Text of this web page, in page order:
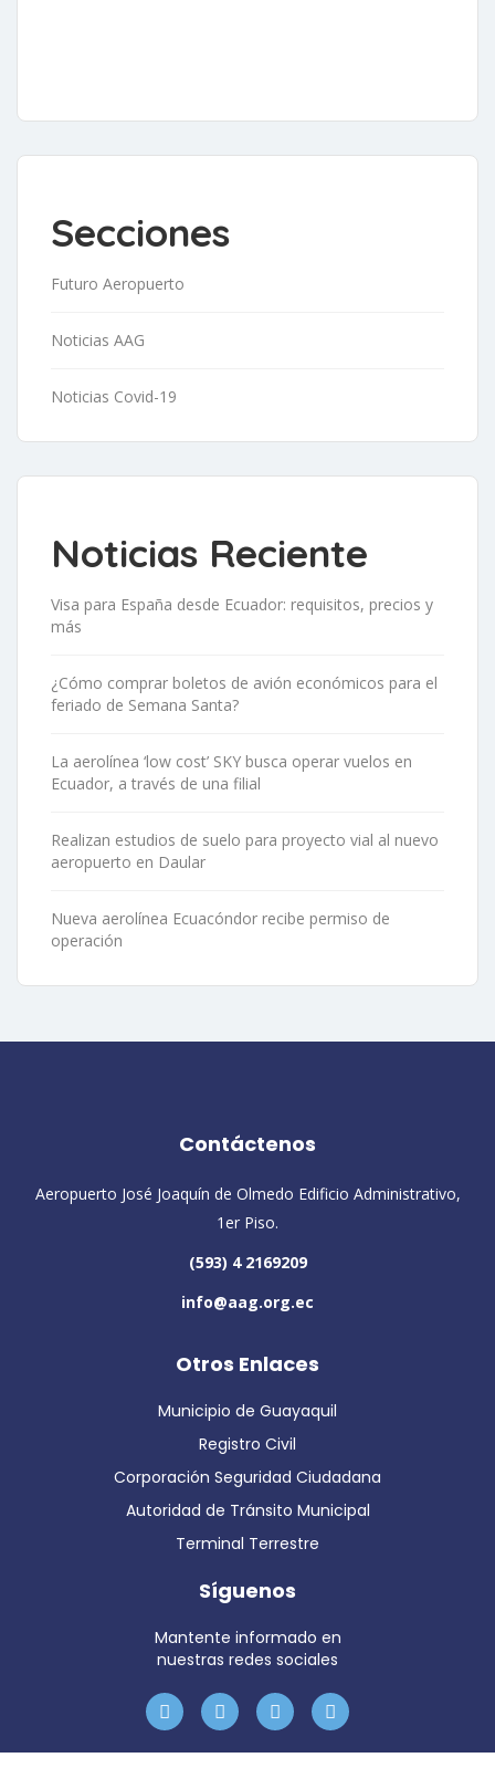
Secciones
Futuro Aeropuerto
Noticias AAG
Noticias Covid-19
Noticias Reciente
Visa para España desde Ecuador: requisitos, precios y
más
¿Cómo comprar boletos de avión económicos para el
feriado de Semana Santa?
La aerolínea ‘low cost’ SKY busca operar vuelos en
Ecuador, a través de una filial
Realizan estudios de suelo para proyecto vial al nuevo
aeropuerto en Daular
Nueva aerolínea Ecuacóndor recibe permiso de
operación
Contáctenos
Aeropuerto José Joaquín de Olmedo Edificio Administrativo,
1er Piso.
(593) 4 2169209
info@aag.org.ec
Otros Enlaces
Municipio de Guayaquil
Registro Civil
Corporación Seguridad Ciudadana
Autoridad de Tránsito Municipal
Terminal Terrestre
Síguenos
Mantente informado en
nuestras redes sociales